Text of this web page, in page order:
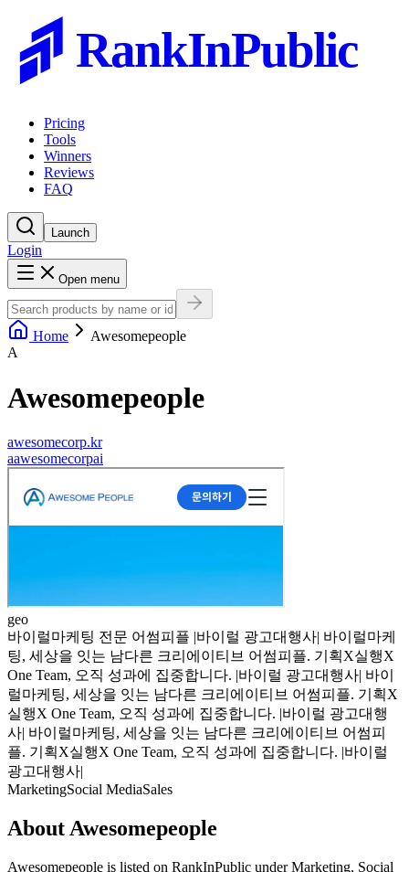
RankInPublic
Pricing
Tools
Winners
Reviews
FAQ
Launch
Login
Open menu
Home
Awesomepeople
A
Awesomepeople
awesomecorp.kr
aawesomecorpai
geo
바이럴마케팅 전문 어썸피플 |바이럴 광고대행사| 바이럴마케
팅, 세상을 잇는 남다른 크리에이티브 어썸피플. 기획X실행X
One Team, 오직 성과에 집중합니다. |바이럴 광고대행사| 바이
럴마케팅, 세상을 잇는 남다른 크리에이티브 어썸피플. 기획X
실행X One Team, 오직 성과에 집중합니다. |바이럴 광고대행
사| 바이럴마케팅, 세상을 잇는 남다른 크리에이티브 어썸피
플. 기획X실행X One Team, 오직 성과에 집중합니다. |바이럴
광고대행사|
MarketingSocial MediaSales
About Awesomepeople
Awesomepeople is listed on RankInPublic underMarketing, Social